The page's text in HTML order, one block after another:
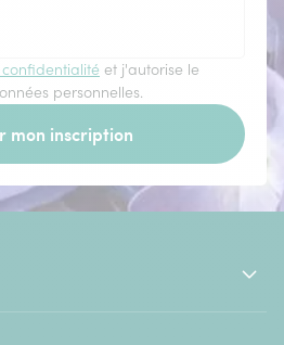
et j'autorise le
personnelles.
mon inscription